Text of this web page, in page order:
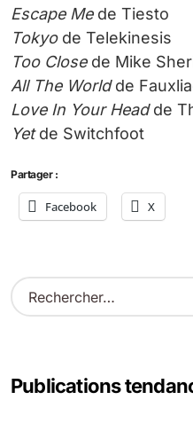
Escape Mede Tiesto
Tokyode Telekinesis
Too Closede Mike
All The Worldde
Love In Your Headde
Yetde Switchfoot
Partager :
Facebook X
R
e
rPublications